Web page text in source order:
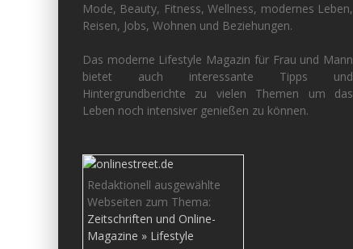
Mode, Beauty, Fitness, Wellness, modernes Leben,
Reisen, Jobs, Wohnen und Beziehungen.
Das moderne Lifestyle Magazin für Frau und Mann
bietet auch interessante Tipps und
Hintergrundberichte zu vielen Themen um das
Leben noch intensiver genießen zu können.
Redaktionell ausgewählte
Webseiten zum Thema:
Zeitschriften und Online-
Magazine » Lifestyle